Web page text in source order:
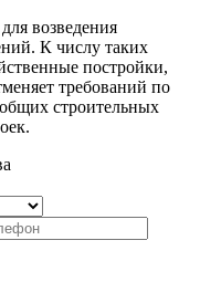
возведения
К числу таких
постройки,
требований по
строительных